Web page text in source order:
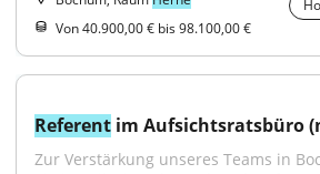
Von 40.900,00 € bis 98.100,00 €
Referent im Aufsichtsratsbüro
Zur Verstärkung unseres Teams in